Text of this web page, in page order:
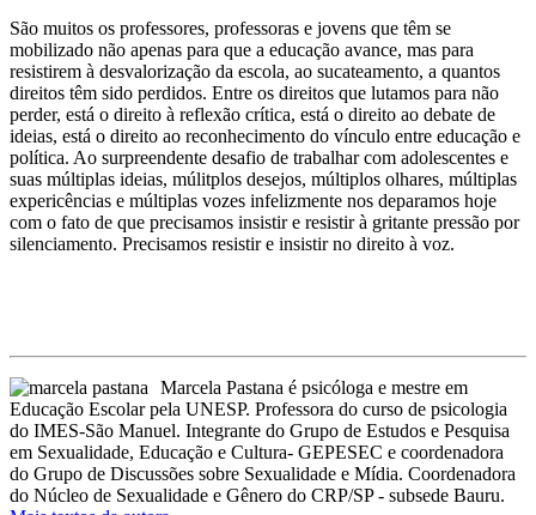
São muitos os professores, professoras e jovens que têm se
mobilizado não apenas para que a educação avance, mas para
resistirem à desvalorização da escola, ao sucateamento, a quantos
direitos têm sido perdidos. Entre os direitos que lutamos para não
perder, está o direito à reflexão crítica, está o direito ao debate de
ideias, está o direito ao reconhecimento do vínculo entre educação e
política. Ao surpreendente desafio de trabalhar com adolescentes e
suas múltiplas ideias, múlitplos desejos, múltiplos olhares, múltiplas
expericências e múltiplas vozes infelizmente nos deparamos hoje
com o fato de que precisamos insistir e resistir à gritante pressão por
silenciamento. Precisamos resistir e insistir no direito à voz.
Marcela Pastana é psicóloga e mestre em
Educação Escolar pela UNESP. Professora do curso de psicologia
do IMES-São Manuel. Integrante do Grupo de Estudos e Pesquisa
em Sexualidade, Educação e Cultura- GEPESEC e coordenadora
do Grupo de Discussões sobre Sexualidade e Mídia. Coordenadora
do Núcleo de Sexualidade e Gênero do CRP/SP - subsede Bauru.